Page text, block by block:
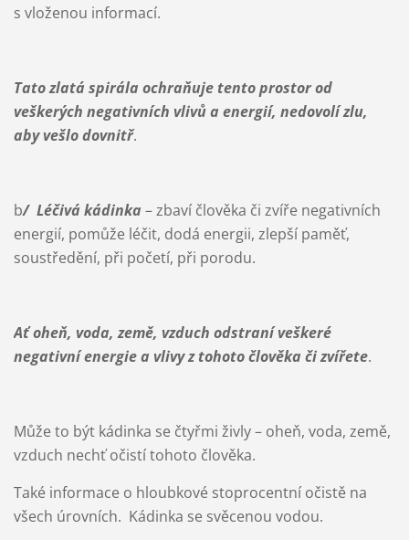
s vloženou informací.
Tato zlatá spirála ochraňuje tento prostor od
veškerých negativních vlivů a energií, nedovolí zlu,
aby vešlo dovnitř.
b/ Léčivá kádinka – zbaví člověka či zvíře negativních
energií, pomůže léčit, dodá energii, zlepší paměť,
soustředění, při početí, při porodu.
Ať oheň, voda, země, vzduch odstraní veškeré
negativní energie a vlivy z tohoto člověka či zvířete.
Může to být kádinka se čtyřmi živly – oheň, voda, země,
vzduch nechť očistí tohoto člověka.
Také informace o hloubkové stoprocentní očistě na
všech úrovních. Kádinka se svěcenou vodou.